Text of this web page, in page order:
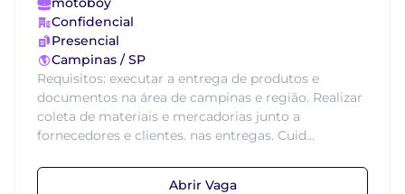
Confidencial
Presencial
Campinas / SP
Requisitos: executar a entrega de produtos e
documentos na área de campinas e região. Realizar
coleta de materiais e mercadorias junto a
fornecedores e clientes. nas entregas. Cuid...
Abrir Vaga